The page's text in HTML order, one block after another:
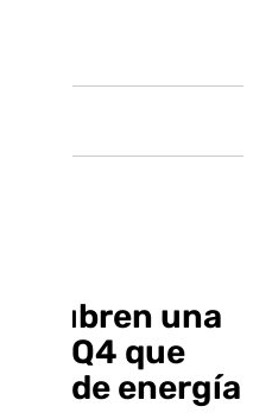
una
COQ4 que
de energía